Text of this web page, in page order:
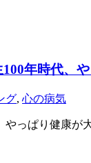
年時代、や
グ, 心の病気
っぱり健康